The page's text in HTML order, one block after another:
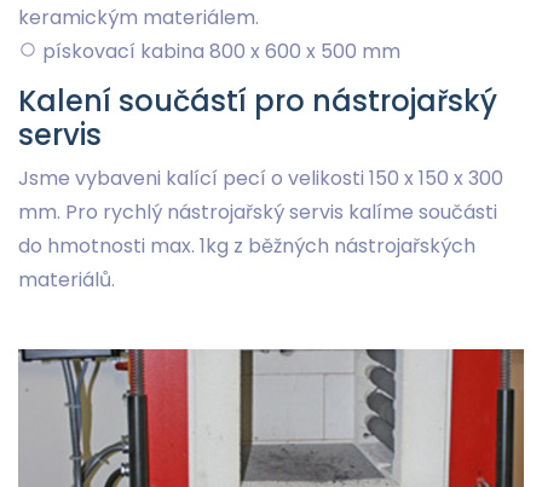
keramickým materiálem.
pískovací kabina 800 x 600 x 500 mm
Kalení součástí pro nástrojařský
servis
Jsme vybaveni kalící pecí o velikosti 150 x 150 x 300
mm. Pro rychlý nástrojařský servis kalíme součásti
do hmotnosti max. 1kg z běžných nástrojařských
materiálů.